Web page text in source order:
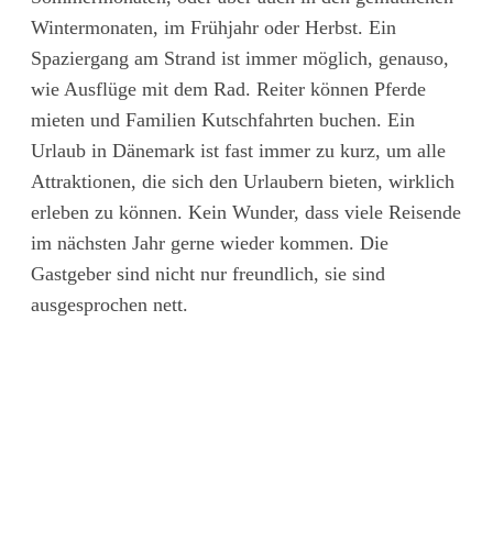
Wintermonaten, im Frühjahr oder Herbst. Ein
Spaziergang am Strand ist immer möglich, genauso,
wie Ausflüge mit dem Rad. Reiter können Pferde
mieten und Familien Kutschfahrten buchen. Ein
Urlaub in Dänemark ist fast immer zu kurz, um alle
Attraktionen, die sich den Urlaubern bieten, wirklich
erleben zu können. Kein Wunder, dass viele Reisende
im nächsten Jahr gerne wieder kommen. Die
Gastgeber sind nicht nur freundlich, sie sind
ausgesprochen nett.